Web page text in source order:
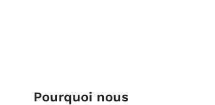
Pourquoi nous